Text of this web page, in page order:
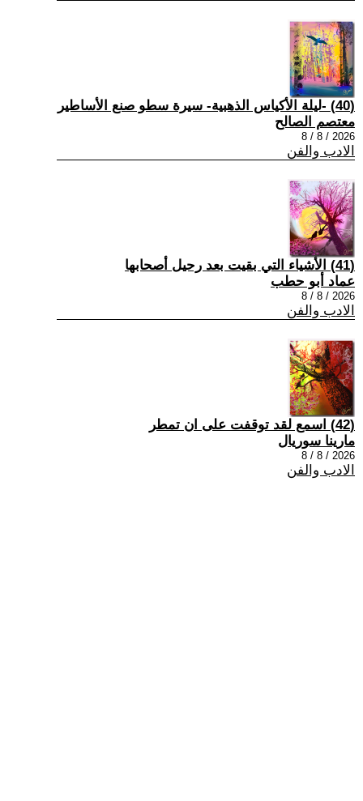
(40) -ليلة الأكياس الذهبية- سيرة سطو صنع الأساطير
معتصم الصالح
2026 / 8 / 8
الادب والفن
(41) الأشياء التي بقيت بعد رحيل أصحابها
عماد أبو حطب
2026 / 8 / 8
الادب والفن
(42) اسمع لقد توقفت على ان تمطر
مارينا سوريال
2026 / 8 / 8
الادب والفن